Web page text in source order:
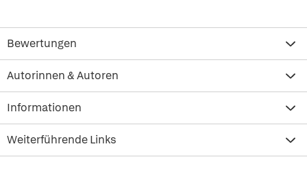
Bewertungen
Autorinnen & Autoren
Informationen
Weiterführende Links